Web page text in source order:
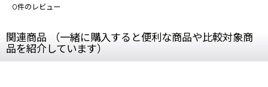
0件のレビュー
関連商品 （一緒に購入すると便利な商品や比較対象商
品を紹介しています）